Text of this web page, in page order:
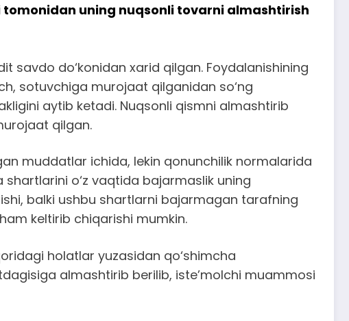
uning nuqsonli tovarni almashtirish
savdo do‘konidan xarid qilgan. Foydalanishining
sotuvchiga murojaat qilganidan so‘ng
aytib ketadi. Nuqsonli qismni almashtirib
qilgan.
muddatlar ichida, lekin qonunchilik normalarida
o‘z vaqtida bajarmaslik uning
balki ushbu shartlarni bajarmagan tarafning
keltirib chiqarishi mumkin.
holatlar yuzasidan qo‘shimcha
almashtirib berilib, iste’molchi muammosi